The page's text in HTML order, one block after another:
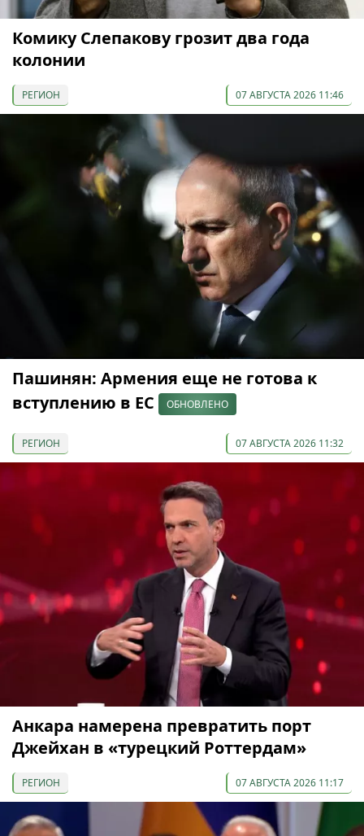
Комику Слепакову грозит два года
колонии
РЕГИОН 07 АВГУСТА 2026 11:46
Пашинян: Армения еще не готова к
вступлению в ЕС
ОБНОВЛЕНО
РЕГИОН 07 АВГУСТА 2026 11:32
Анкара намерена превратить порт
Джейхан в «турецкий Роттердам»
РЕГИОН 07 АВГУСТА 2026 11:17